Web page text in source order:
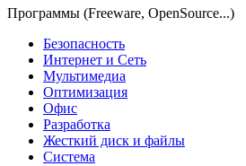
Программы (Freeware, OpenSource...)
Безопасность
Интернет и Сеть
Мультимедиа
Оптимизация
Офис
Разработка
Жесткий диск и файлы
Система